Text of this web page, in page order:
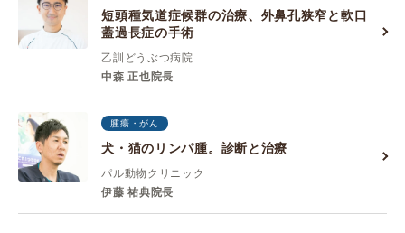
短頭種気道症候群の治療、外鼻孔狭窄と軟口
蓋過長症の手術
乙訓どうぶつ病院
中森 正也院長
腫瘍・がん
犬・猫のリンパ腫。診断と治療
パル動物クリニック
伊藤 祐典院長